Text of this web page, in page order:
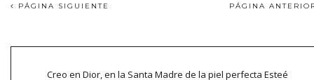
PÁGINA SIGUIENTE PÁGINA
Creo en Dior, en la Santa Madre de la piel perfecta Esteé